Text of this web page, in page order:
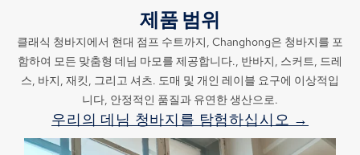
제품 범위
클래식 청바지에서 현대 점프 수트까지, Changhong은 청바지를 포
함하여 모든 맞춤형 데님 마모를 제공합니다., 반바지, 스커트, 드레
스, 바지, 재킷, 그리고 셔츠. 도매 및 개인 레이블 요구에 이상적입
니다, 안정적인 품질과 유연한 생산으로.
우리의 데님 청바지를 탐험하십시오 →